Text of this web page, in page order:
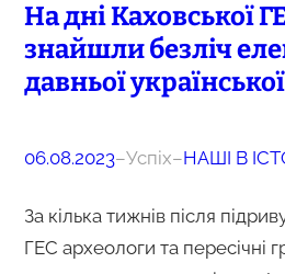
На дні Каховської
знайшли безліч
давньої
06.08.2023–Успіх–НАШІ В
За кілька тижнів після
ГЕС археологи та пересічні